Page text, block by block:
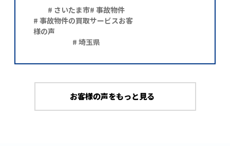
# さいたま市# 事故物件
# 事故物件の買取サービスお客
様の声
# 埼玉県
お客様の声をもっと見る